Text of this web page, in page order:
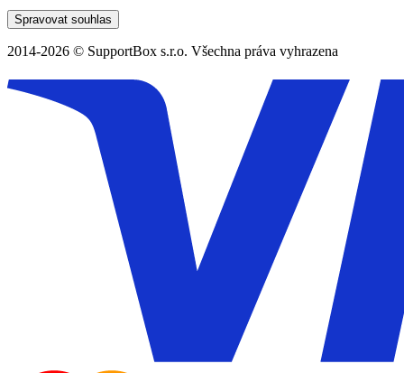
Spravovat souhlas
2014-2026 © SupportBox s.r.o. Všechna práva vyhrazena